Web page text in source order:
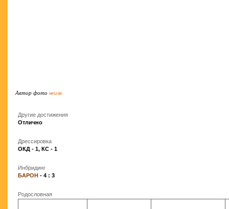
Автор фото неизв.
Другие достижения
Отлично
Дрессировка
ОКД - 1, КС - 1
Инбридинг
БАРОН - 4 : 3
Родословная